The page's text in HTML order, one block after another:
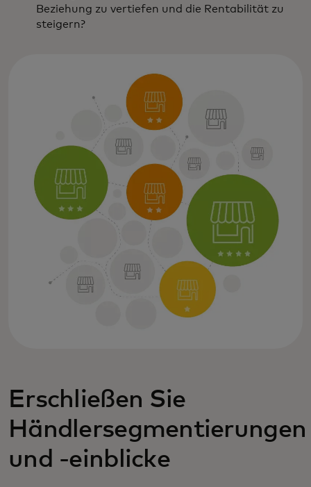
Beziehung zu vertiefen und die Rentabilität zu
steigern?
Erschließen Sie
Händlersegmentierungen
und -einblicke